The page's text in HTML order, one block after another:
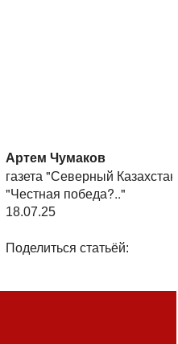
Артем Чумаков
газета "Северный
"Честная победа?.."
18.07.25
Поделиться статьёй: